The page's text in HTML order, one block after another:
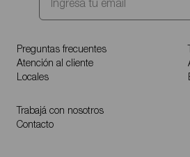
Preguntas frecuentes
Atención al cliente
Locales
Trabajá con nosotros
Contacto